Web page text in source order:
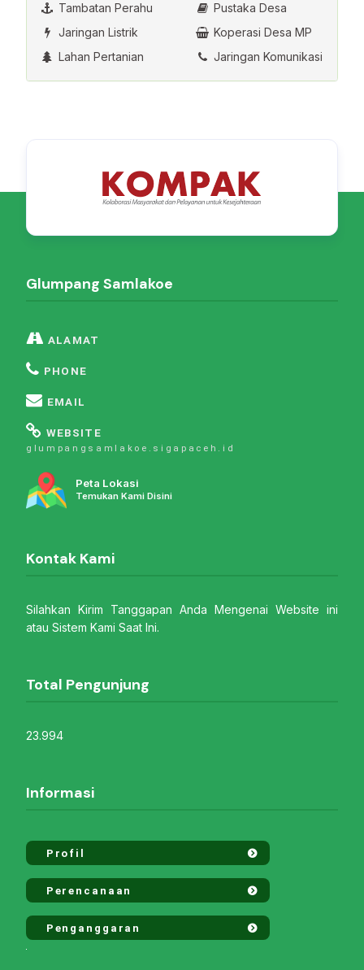
Tambatan Perahu
Pustaka Desa
Jaringan Listrik
Koperasi Desa MP
Lahan Pertanian
Jaringan Komunikasi
Glumpang Samlakoe
ALAMAT
PHONE
EMAIL
WEBSITE
glumpangsamlakoe.sigapaceh.id
Peta Lokasi
Temukan Kami Disini
Kontak Kami
Silahkan Kirim Tanggapan Anda Mengenai Website ini
atau Sistem Kami Saat Ini.
Total Pengunjung
23.994
Informasi
Profil
Perencanaan
Penganggaran